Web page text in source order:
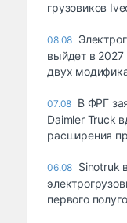
грузовиков
08.08
выйдет в
двух
07.08 В ФРГ
Daimler Truck
расширения
06.08 Sinotruk
первого